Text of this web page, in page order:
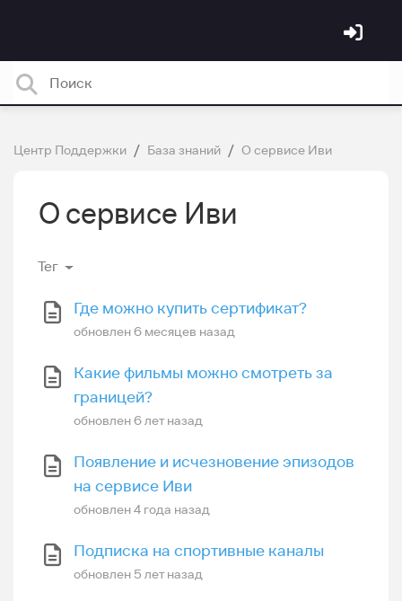
Центр Поддержки База знаний О сервисе Иви
О сервисе Иви
Тег
Где можно купить сертификат?
обновлен6 месяцев назад
Какие фильмы можно смотреть за
границей?
обновлен6 лет назад
Появление и исчезновение эпизодов
на сервисе Иви
обновлен4 года назад
Подписка на спортивные каналы
обновлен 5 лет назад